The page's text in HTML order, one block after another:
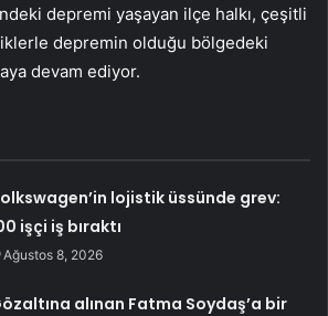
depremi yaşayan ilçe halkı, çeşitli
depremin olduğu bölgedeki
devam ediyor.
lojistik üssünde grev:
işçi iş bıraktı
Ağustos 8, 2026
alınan Fatma Soydaş’a bir